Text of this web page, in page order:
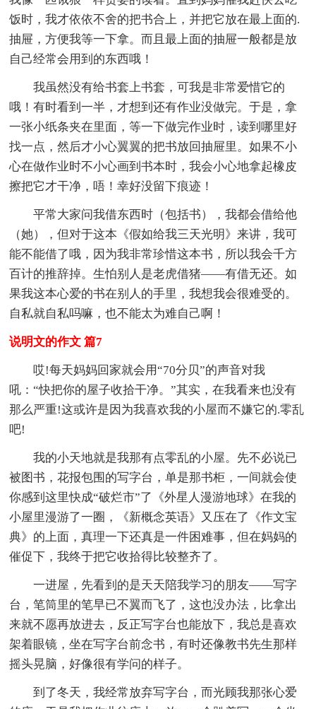
饭时，我才依依不舍的把书合上，并把它放在最上面的.
抽屉，方便我等一下拿。而且最上面的抽屉一般都是放
自己经常会用到的东西哦！
我虽然没有给书套上书套，可我是非常爱惜它的
哦！有时看到一半，才想到还有作业没做完。于是，拿
一张小纸条夹在里面，等一下做完作业时，读到哪里好
找一点，然后才小心翼翼的把书放回抽屉里。如果不小
心在做作业时不小心画到书本时，我会小心地拿起橡皮
擦把它才干净，唔！幸好没留下痕迹！
平常大家问我借东西时（包括书），我都会借给他
（她），但对于这本《假如给我三天光明》来讲，我可
能不能借了哦，因为我非常珍惜这本书，所以我会千方
百计的推辞掉。生怕别人是老虎借猪——有借无还。如
果我这本心爱的书在别人的手里，我想我会很难受的。
自私就自私吗嘛，也不能太为难自己啊！
说明文的作文 篇7
哎!每天妈妈回家就会用“70分贝”的声音对我
吼：“快把你的屋子收拾干净。”其实，在我看来也没有
那么严重!这或许是因为我喜欢我的小屋而不嫌它的.零乱
吧!
我的小天地就是我那有点零乱的小屋。先不必说已
被图书，花报包围的写字台，单是那书柜，一间就会使
你感到这里快成“破烂市”了《外星人漫游地球》在我的
小屋里漫游了一圈，《新概念英语》又压在了《作文宝
典》的上面，真理一下还真是一件困难事，但在妈妈的
催促下，我终于把它收拾得比较整齐了。
一进屋，先看到的是天天陪我学习的朋友——写字
台，笔筒里的笔早已不翼而飞了，这也没办法，比拿出
来就不愿再放进去，反正写字台也能放下，我总是喜欢
架着眼镜，坐在写字台前念书，有时还像教书先生那样
摇头晃脑，好像很有学问的样子。
到了冬天，我经常放弃写字台，而光顾我那张心爱